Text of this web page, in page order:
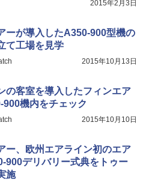
2015年2月3日
ーが導入したA350-900型機の
て工場を見学
2015年10月13日
の客室を導入したフィンエア
900機内をチェック
2015年10月10日
ー、欧州エアライン初のエア
900デリバリー式典をトゥー
施